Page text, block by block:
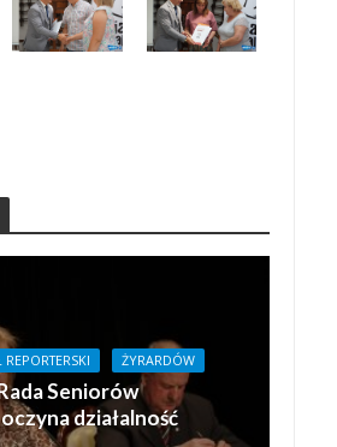
REPORTERSKI ŻYRARDÓW
Seniorów
działalność